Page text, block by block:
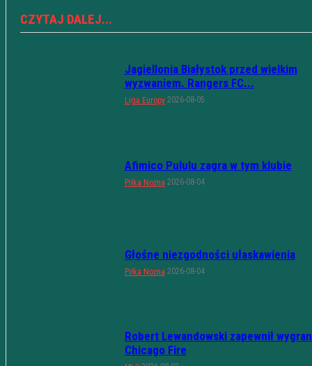
CZYTAJ DALEJ...
Jagiellonia Białystok przed wielkim
wyzwaniem. Rangers FC...
Liga Europy 2026-08-05
Afimico Pululu zagra w tym klubie
Piłka Nożna 2026-08-04
Głośne niezgodności ułaskawienia
Piłka Nożna 2026-08-04
Robert Lewandowski zapewnił
Chicago Fire